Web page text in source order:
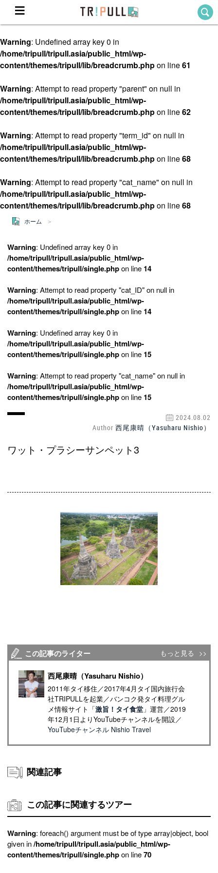
ホーム
Theme
テーマから探す
TRIPULLブログ
About
私たちについて
Warning: Undefined array key 0 in
/home/tripull/tripull.asia/public_html/wp-
content/themes/tripull/lib/breadcrumb.phpon line61
Warning: Attempt to read property "parent" on null in
/home/tripull/tripull.asia/public_html/wp-
content/themes/tripull/lib/breadcrumb.phpon line62
Warning: Attempt to read property "term_id" on null in
/home/tripull/tripull.asia/public_html/wp-
content/themes/tripull/lib/breadcrumb.phpon line68
Warning: Attempt to read property "cat_name" on null in
/home/tripull/tripull.asia/public_html/wp-
content/themes/tripull/lib/breadcrumb.phpon line68
ホーム
Warning: Undefined array key 0 in
/home/tripull/tripull.asia/public_html/wp-
content/themes/tripull/single.phpon line 14
Warning: Attempt to read property "cat_ID" on null in
/home/tripull/tripull.asia/public_html/wp-
content/themes/tripull/single.phpon line 14
Warning: Undefined array key 0 in
/home/tripull/tripull.asia/public_html/wp-
content/themes/tripull/single.phpon line 15
Warning: Attempt to read property "cat_name" on null in
/home/tripull/tripull.asia/public_html/wp-
content/themes/tripull/single.phpon line 15
2024.08.02
Author 西尾康晴（Yasuharu Nishio）
ワット・プラシーサンペット3
この記事のライター もっと見る
西尾康晴（Yasuharu Nishio）
2011年タイ移住／2017年4月タイ国内旅行会
社TRIPULLを起業／バンコク発タイ料理グル
メ情報サイト「激旨！タイ食堂」運営／2019
年12月1日よりYouTubeチャンネルを開設／
YouTubeチャンネル Nishio Travel
関連記事
この記事に関連するツアー
Warning: foreach() argument must be of type array|object, bool
given in/home/tripull/tripull.asia/public_html/wp-
content/themes/tripull/single.phpon line70